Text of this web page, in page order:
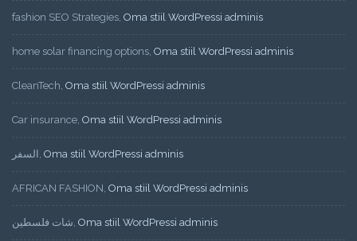
fashion SEO Strategies Oma stiil WordPressi adminis
home solar financing options Oma stiil WordPressi adminis
CleanTech Oma stiil WordPressi adminis
Car insurance Oma stiil WordPressi adminis
السفر Oma stiil WordPressi adminis
AFRICAN FASHION Oma stiil WordPressi adminis
شات فلسطين Oma stiil WordPressi adminis